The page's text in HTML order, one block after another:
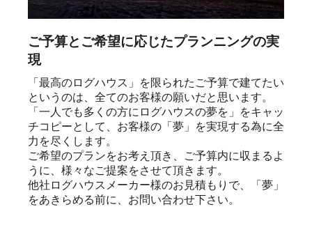
ご予算とご希望に応じたプランニングの実
現
「最高のログハウス」を限られたご予算で建てたい
というのは、全てのお客様の願いだと思います。
「一人でも多くの方にログハウスの夢を」をキャッ
チコピーとして、お客様の「夢」を実現する為に全
力を尽くします。
ご希望のプランをお考え頂き、ご予算内に収まるよ
うに、様々なご提案をさせて頂きます。
他社ログハウスメーカー様のお見積もりで、「夢」
をあきらめる前に、お問い合わせ下さい。